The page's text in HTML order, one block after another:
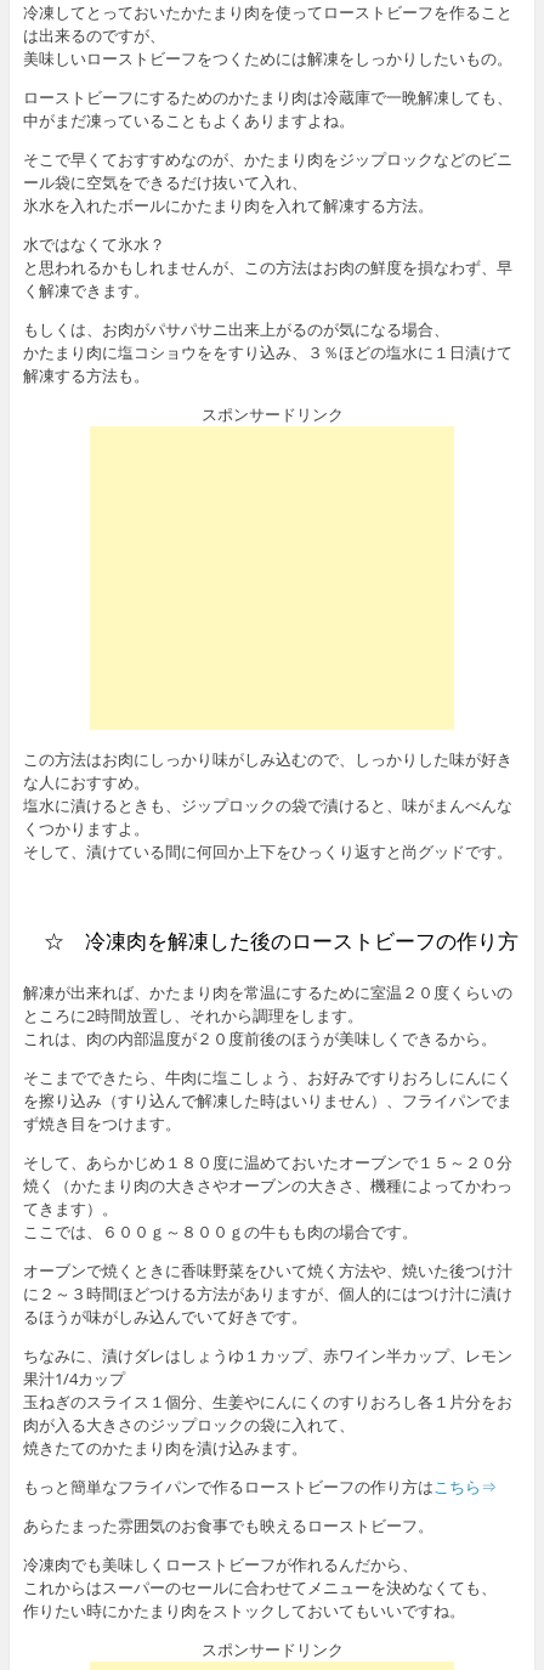
冷凍してとっておいたかたまり肉を使ってローストビーフを作ること
は出来るのですが、
美味しいローストビーフをつくためには解凍をしっかりしたいもの。
ローストビーフにするためのかたまり肉は冷蔵庫で一晩解凍しても、
中がまだ凍っていることもよくありますよね。
そこで早くておすすめなのが、かたまり肉をジップロックなどのビニ
ール袋に空気をできるだけ抜いて入れ、
氷水を入れたボールにかたまり肉を入れて解凍する方法。
水ではなくて氷水？
と思われるかもしれませんが、この方法はお肉の鮮度を損なわず、早
く解凍できます。
もしくは、お肉がパサパサニ出来上がるのが気になる場合、
かたまり肉に塩コショウををすり込み、３％ほどの塩水に１日漬けて
解凍する方法も。
スポンサードリンク
この方法はお肉にしっかり味がしみ込むので、しっかりした味が好き
な人におすすめ。
塩水に漬けるときも、ジップロックの袋で漬けると、味がまんべんな
くつかりますよ。
そして、漬けている間に何回か上下をひっくり返すと尚グッドです。
☆ 冷凍肉を解凍した後のローストビーフの作り方
解凍が出来れば、かたまり肉を常温にするために室温２０度くらいの
ところに2時間放置し、それから調理をします。
これは、肉の内部温度が２０度前後のほうが美味しくできるから。
そこまでできたら、牛肉に塩こしょう、お好みですりおろしにんにく
を擦り込み（すり込んで解凍した時はいりません）、フライパンでま
ず焼き目をつけます。
そして、あらかじめ１８０度に温めておいたオーブンで１５～２０分
焼く（かたまり肉の大きさやオーブンの大きさ、機種によってかわっ
てきます）。
ここでは、６００ｇ～８００ｇの牛もも肉の場合です。
オーブンで焼くときに香味野菜をひいて焼く方法や、焼いた後つけ汁
に２～３時間ほどつける方法がありますが、個人的にはつけ汁に漬け
るほうが味がしみ込んでいて好きです。
ちなみに、漬けダレはしょうゆ１カップ、赤ワイン半カップ、レモン
果汁1/4カップ
玉ねぎのスライス１個分、生姜やにんにくのすりおろし各１片分をお
肉が入る大きさのジップロックの袋に入れて、
焼きたてのかたまり肉を漬け込みます。
もっと簡単なフライパンで作るローストビーフの作り方はこちら⇒
あらたまった雰囲気のお食事でも映えるローストビーフ。
冷凍肉でも美味しくローストビーフが作れるんだから、
これからはスーパーのセールに合わせてメニューを決めなくても、
作りたい時にかたまり肉をストックしておいてもいいですね。
スポンサードリンク